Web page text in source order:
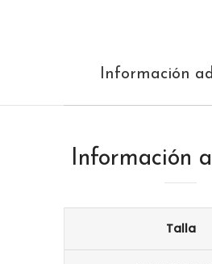
Información
Información
Talla